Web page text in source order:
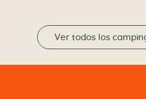
Ver todos los